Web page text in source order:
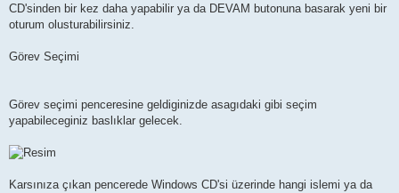
CD'sinden bir kez daha yapabilir ya da DEVAM butonuna basarak yeni bir
oturum olusturabilirsiniz.
Görev Seçimi
Görev seçimi penceresine geldiginizde asagıdaki gibi seçim
yapabileceginiz baslıklar gelecek.
Karsınıza çıkan pencerede Windows CD'si üzerinde hangi islemi ya da